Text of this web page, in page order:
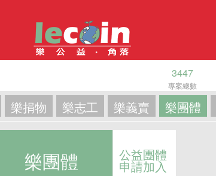
3447
專案總數
樂捐物 樂志工 樂義賣 樂團體
樂團體 公益團體
申請加入